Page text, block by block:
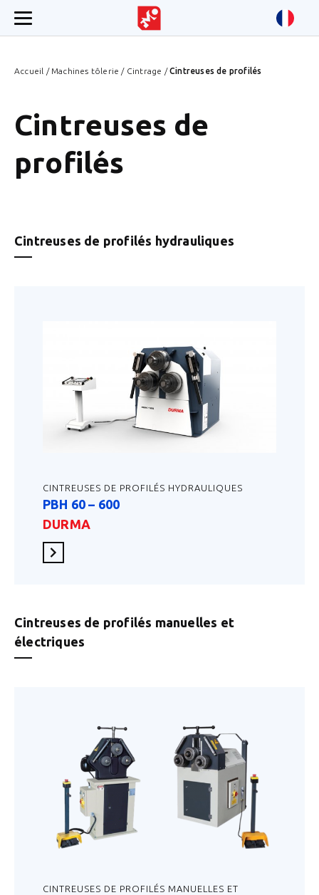
Accueil / Machines tôlerie / Cintrage /Cintreuses de profilés
Cintreuses de
profilés
Cintreuses de profilés hydrauliques
CINTREUSES DE PROFILÉS HYDRAULIQUES
PBH 60 – 600
DURMA
En savoir plus
Cintreuses de profilés manuelles et
électriques
CINTREUSES DE PROFILÉS MANUELLES ET